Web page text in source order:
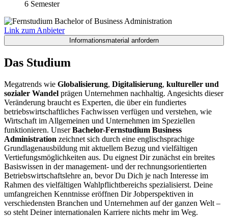
6 Semester
Link zum Anbieter
Das Studium
Megatrends wie Globalisierung, Digitalisierung, kultureller und
sozialer Wandel prägen Unternehmen nachhaltig. Angesichts dieser
Veränderung braucht es Experten, die über ein fundiertes
betriebswirtschaftliches Fachwissen verfügen und verstehen, wie
Wirtschaft im Allgemeinen und Unternehmen im Speziellen
funktionieren. UnserBachelor-Fernstudium Business
Administration zeichnet sich durch eine englischsprachige
Grundlagenausbildung mit aktuellem Bezug und vielfältigen
Vertiefungsmöglichkeiten aus. Du eignest Dir zunächst ein breites
Basiswissen in der management- und der rechnungsorientierten
Betriebswirtschaftslehre an, bevor Du Dich je nach Interesse im
Rahmen des vielfältigen Wahlpflichtbereichs spezialisierst. Deine
umfangreichen Kenntnisse eröffnen Dir Jobperspektiven in
verschiedensten Branchen und Unternehmen auf der ganzen Welt –
so steht Deiner internationalen Karriere nichts mehr im Weg.